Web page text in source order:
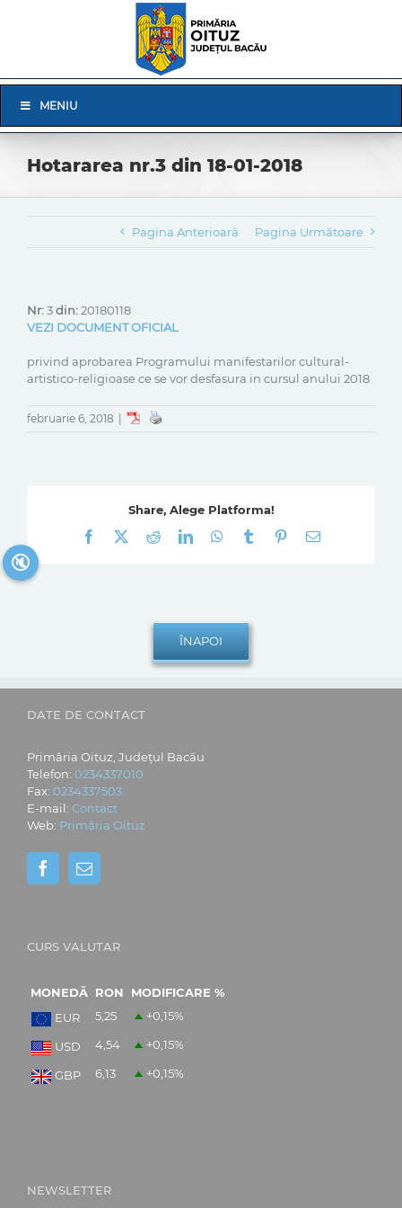
Navigation
MENIU
Hotararea nr.3 din 18-01-2018
Pagina Anterioară Pagina Următoare
Nr:3din:20180118
VEZI DOCUMENT OFICIAL
privind aprobarea Programului manifestarilor cultural-
artistico-religioase ce se vor desfasura in cursul anului 2018
februarie 6, 2018
Share, Alege Platforma!
Facebook
RedditLinkedInWhatsApp
Tumblr Pinterest
E-
DATE DE CONTACT
Primăria Oituz, Județul Bacău
Telefon: 0234337010
Fax: 0234337503
E-mail: Contact
Web: Primăria Oituz
CURS VALUTAR
MONEDĂ RON
MODIFICARE %
EUR
5,25 +0,15%
USD 4,54 +0,15%
GBP 6,13 +0,15%
NEWSLETTER
🔇